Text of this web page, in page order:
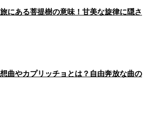
にある菩提樹の意味！甘美な旋律に隠さ
曲やカプリッチョとは？自由奔放な曲の